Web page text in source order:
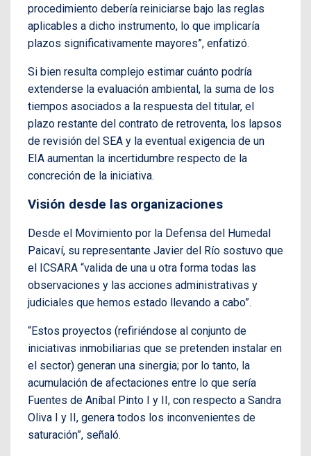
procedimiento debería reiniciarse bajo las reglas
aplicables a dicho instrumento, lo que implicaría
plazos significativamente mayores”, enfatizó.
Si bien resulta complejo estimar cuánto podría
extenderse la evaluación ambiental, la suma de los
tiempos asociados a la respuesta del titular, el
plazo restante del contrato de retroventa, los lapsos
de revisión del SEA y la eventual exigencia de un
EIA aumentan la incertidumbre respecto de la
concreción de la iniciativa.
Visión desde las organizaciones
Desde el Movimiento por la Defensa del Humedal
Paicaví, su representante Javier del Río sostuvo que
el ICSARA “valida de una u otra forma todas las
observaciones y las acciones administrativas y
judiciales que hemos estado llevando a cabo”.
“Estos proyectos (refiriéndose al conjunto de
iniciativas inmobiliarias que se pretenden instalar en
el sector) generan una sinergia; por lo tanto, la
acumulación de afectaciones entre lo que sería
Fuentes de Aníbal Pinto I y II, con respecto a Sandra
Oliva I y II, genera todos los inconvenientes de
saturación”, señaló.